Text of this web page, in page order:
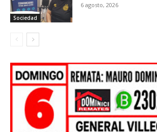
Sociedad
6 agosto, 2026